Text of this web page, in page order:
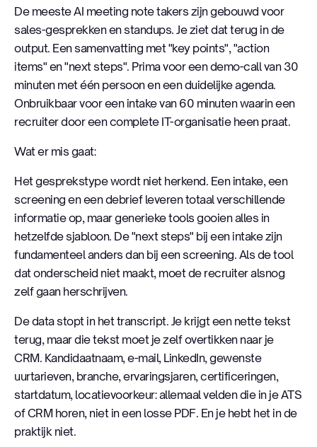
De meeste AI meeting note takers zijn gebouwd voor
sales-gesprekken en standups. Je ziet dat terug in de
output. Een samenvatting met "key points", "action
items" en "next steps". Prima voor een demo-call van 30
minuten met één persoon en een duidelijke agenda.
Onbruikbaar voor een intake van 60 minuten waarin een
recruiter door een complete IT-organisatie heen praat.
Wat er mis gaat:
Het gesprekstype wordt niet herkend. Een intake, een
screening en een debrief leveren totaal verschillende
informatie op, maar generieke tools gooien alles in
hetzelfde sjabloon. De "next steps" bij een intake zijn
fundamenteel anders dan bij een screening. Als de tool
dat onderscheid niet maakt, moet de recruiter alsnog
zelf gaan herschrijven.
De data stopt in het transcript. Je krijgt een nette tekst
terug, maar die tekst moet je zelf overtikken naar je
CRM. Kandidaatnaam, e-mail, LinkedIn, gewenste
uurtarieven, branche, ervaringsjaren, certificeringen,
startdatum, locatievoorkeur: allemaal velden die in je ATS
of CRM horen, niet in een losse PDF. En je hebt het in de
praktijk niet.